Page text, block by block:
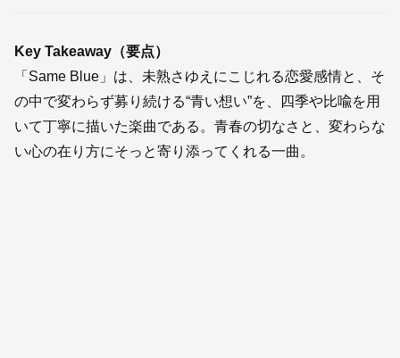
Key Takeaway（要点）
「Same Blue」は、未熟さゆえにこじれる恋愛感情と、そ
の中で変わらず募り続ける“青い想い”を、四季や比喩を用
いて丁寧に描いた楽曲である。青春の切なさと、変わらな
い心の在り方にそっと寄り添ってくれる一曲。